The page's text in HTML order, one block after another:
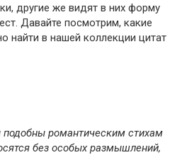
другие же видят в них форму
Давайте посмотрим, какие
найти в нашей коллекции цитат
романтическим стихам
без особых размышлений,